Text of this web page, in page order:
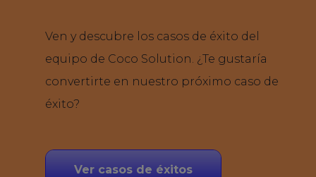
Ven y descubre los casos de éxito del
equipo de Coco Solution. ¿Te gustaría
convertirte en nuestro próximo caso de
éxito?
Ver casos de éxitos